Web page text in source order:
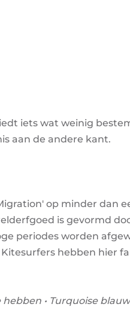
iets wat weinig
aan de andere kant.
op minder dan
is gevormd
• Turquoise
periodes worden
hebben hier